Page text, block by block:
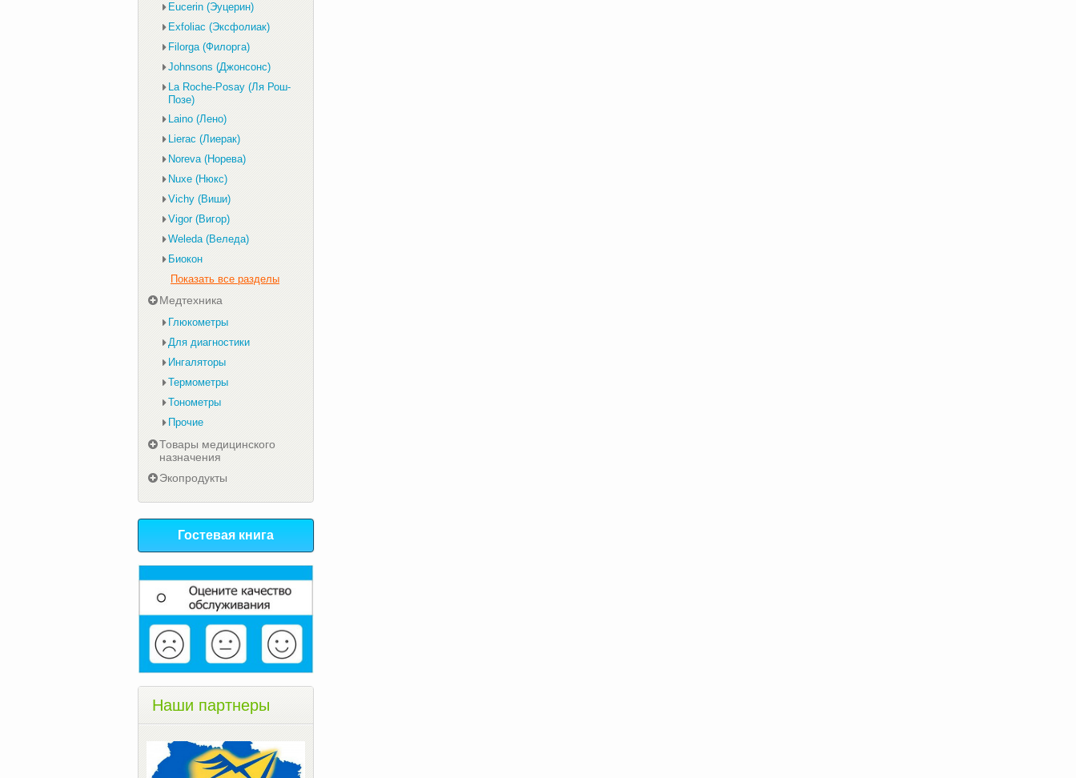
Eucerin (Эуцерин)
Exfoliac (Эксфолиак)
Filorga (Филорга)
Johnsons (Джонсонс)
La Roche-Posay (Ля Рош-
Позе)
Laino (Лено)
Lierac (Лиерак)
Noreva (Норева)
Nuxe (Нюкс)
Vichy (Виши)
Vigor (Вигор)
Weleda (Веледа)
Биокон
Показать все разделы
Медтехника
Глюкометры
Для диагностики
Ингаляторы
Термометры
Тонометры
Прочие
Товары медицинского
назначения
Экопродукты
Гостевая книга
Наши партнеры